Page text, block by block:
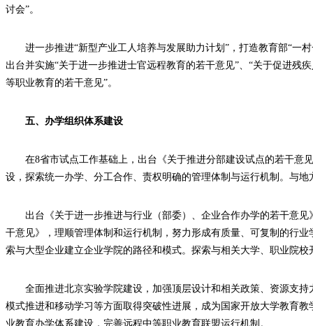
讨会”。
进一步推进“新型产业工人培养与发展助力计划”，打造教育部“一
出台并实施“关于进一步推进士官远程教育的若干意见”、“关于促进残
等职业教育的若干意见”。
五、办学组织体系建设
在8省市试点工作基础上，出台《关于推进分部建设试点的若干意
设，探索统一办学、分工合作、责权明确的管理体制与运行机制。与
出台《关于进一步推进与行业（部委）、企业合作办学的若干意
干意见》，理顺管理体制和运行机制，努力形成有质量、可复制的行
索与大型企业建立企业学院的路径和模式。探索与相关大学、职业院校
全面推进北京实验学院建设，加强顶层设计和相关政策、资源支
模式推进和移动学习等方面取得突破性进展，成为国家开放大学教育
业教育办学体系建设，完善远程中等职业教育联盟运行机制。